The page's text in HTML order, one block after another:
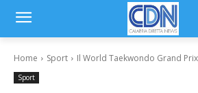
Home Sport Il World Taekwondo Grand
Sport